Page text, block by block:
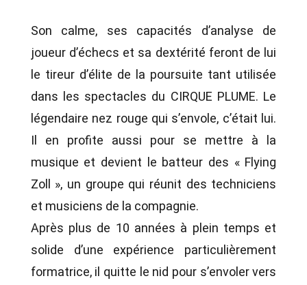
Son calme, ses capacités d’analyse de
joueur d’échecs et sa dextérité feront de lui
le tireur d’élite de la poursuite tant utilisée
dans les spectacles du CIRQUE PLUME. Le
légendaire nez rouge qui s’envole, c’était lui.
Il en profite aussi pour se mettre à la
musique et devient le batteur des « Flying
Zoll », un groupe qui réunit des techniciens
et musiciens de la compagnie.
Après plus de 10 années à plein temps et
solide d’une expérience particulièrement
formatrice, il quitte le nid pour s’envoler vers